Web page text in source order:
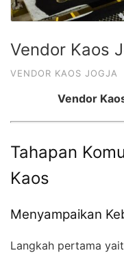
Vendor Kaos
VENDOR KAOS JOGJA
Vendor
Tahapan
Kaos
Menyampaikan
Langkah pertama